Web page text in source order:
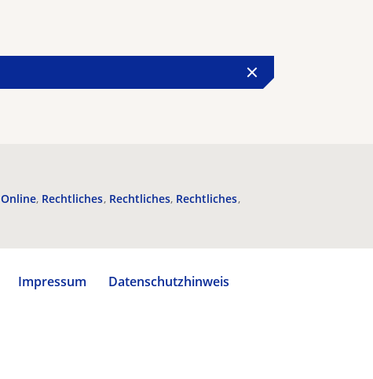
Online Rechtliches Rechtliches Rechtliches
Impressum
Datenschutzhinweis